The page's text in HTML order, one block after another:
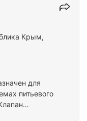
гост или
отгрузки. Так
для
питьевого
Крым,